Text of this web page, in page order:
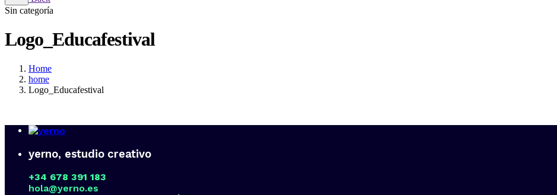
Sin categoría
Logo_Educafestival
Home
home
Logo_Educafestival
yerno, estudio creativo
+34 678 391 183
hola@yerno.es